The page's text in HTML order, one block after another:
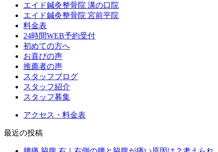
エイド鍼灸整骨院 溝の口院
エイド鍼灸整骨院 宮前平院
料金表
24時間WEB予約受付
初めての方へ
お喜びの声
推薦者の声
スタッフブログ
スタッフ紹介
スタッフ募集
アクセス・料金表
最近の投稿